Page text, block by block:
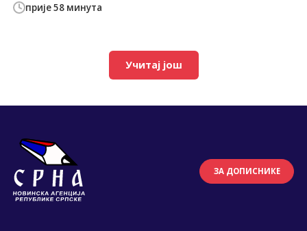
прије 58 минута
Учитај још
ЗА ДОПИСНИКЕ